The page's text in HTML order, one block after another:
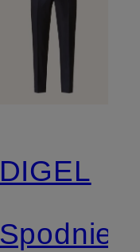
DIGEL
Spodnie